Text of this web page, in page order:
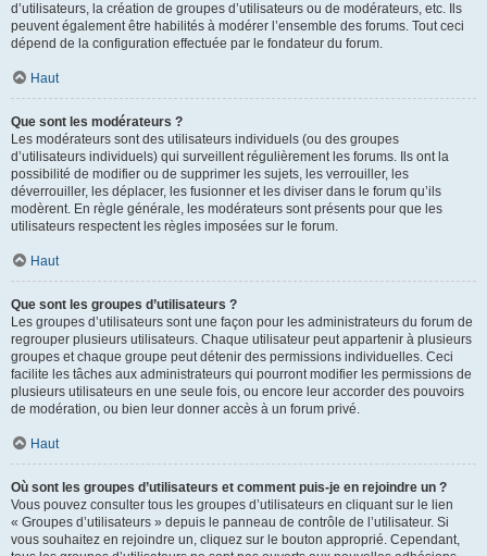
d’utilisateurs, la création de groupes d’utilisateurs ou de modérateurs, etc. Ils
peuvent également être habilités à modérer l’ensemble des forums. Tout ceci
dépend de la configuration effectuée par le fondateur du forum.
Haut
Que sont les modérateurs ?
Les modérateurs sont des utilisateurs individuels (ou des groupes
d’utilisateurs individuels) qui surveillent régulièrement les forums. Ils ont la
possibilité de modifier ou de supprimer les sujets, les verrouiller, les
déverrouiller, les déplacer, les fusionner et les diviser dans le forum qu’ils
modèrent. En règle générale, les modérateurs sont présents pour que les
utilisateurs respectent les règles imposées sur le forum.
Haut
Que sont les groupes d’utilisateurs ?
Les groupes d’utilisateurs sont une façon pour les administrateurs du forum de
regrouper plusieurs utilisateurs. Chaque utilisateur peut appartenir à plusieurs
groupes et chaque groupe peut détenir des permissions individuelles. Ceci
facilite les tâches aux administrateurs qui pourront modifier les permissions de
plusieurs utilisateurs en une seule fois, ou encore leur accorder des pouvoirs
de modération, ou bien leur donner accès à un forum privé.
Haut
Où sont les groupes d’utilisateurs et comment puis-je en rejoindre un ?
Vous pouvez consulter tous les groupes d’utilisateurs en cliquant sur le lien
« Groupes d’utilisateurs » depuis le panneau de contrôle de l’utilisateur. Si
vous souhaitez en rejoindre un, cliquez sur le bouton approprié. Cependant,